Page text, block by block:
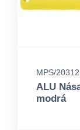
MPS/
ALU
modrá